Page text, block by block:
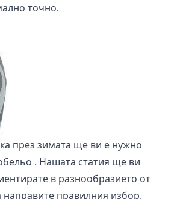
точно.
през зимата ще ви е нужно
. Нашата статия ще ви
в разнообразието от
правилния избор.